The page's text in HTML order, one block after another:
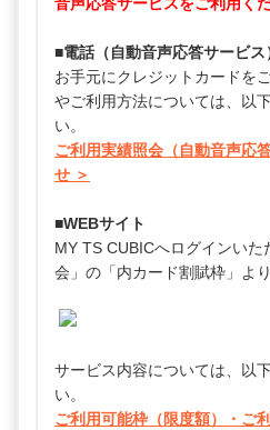
音声応答サービスをご利用くだ
■電話（自動音声応答サービス
お手元にクレジットカードを
やご利用方法については、以
い。
ご利用実績照会（自動音声応
せ ＞
■WEBサイト
MY TS CUBICへログインい
会」の「内カード割賦枠」よ
サービス内容については、以
い。
ご利用可能枠（限度額）・ご